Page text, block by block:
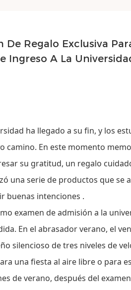
De Regalo Exclusiva
Ingreso A La
ha llegado a su fin, y los
camino. En este momento
su gratitud, un regalo
una serie de productos que se
buenas intenciones .
examen de admisión a la
En el abrasador verano, el
silencioso de tres niveles de
una fiesta al aire libre o para
de verano, después del